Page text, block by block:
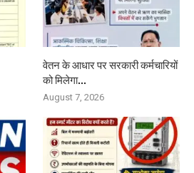
वेतन के आधार पर सरकारी कर्मचारियों
को मिलेगा...
August 7, 2026